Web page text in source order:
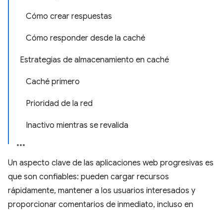
Cómo crear respuestas
Cómo responder desde la caché
Estrategias de almacenamiento en caché
Caché primero
Prioridad de la red
Inactivo mientras se revalida
Un aspecto clave de las aplicaciones web progresivas es
que son confiables: pueden cargar recursos
rápidamente, mantener a los usuarios interesados y
proporcionar comentarios de inmediato, incluso en